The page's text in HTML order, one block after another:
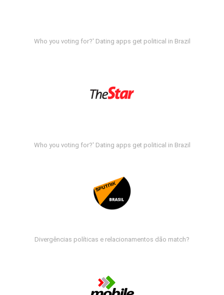
Who you voting for?' Dating apps get political in Brazil
Who you voting for?' Dating apps get political in Brazil
Divergências políticas e relacionamentos dão match?